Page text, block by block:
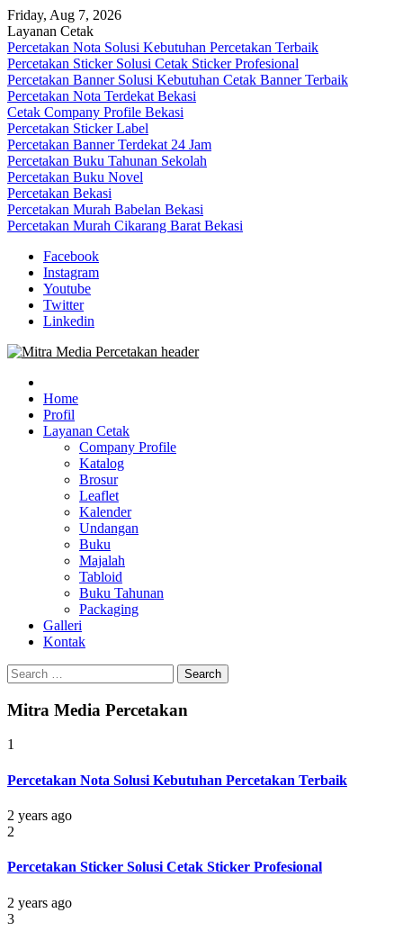
Skip
to
content
Friday, Aug 7, 2026
Layanan Cetak
Percetakan Nota Solusi Kebutuhan Percetakan Terbaik
Percetakan Sticker Solusi Cetak Sticker Profesional
Percetakan Banner Solusi Kebutuhan Cetak Banner Terbaik
Percetakan Nota Terdekat Bekasi
Cetak Company Profile Bekasi
Percetakan Sticker Label
Percetakan Banner Terdekat 24 Jam
Percetakan Buku Tahunan Sekolah
Percetakan Buku Novel
Percetakan Bekasi
Percetakan Murah Babelan Bekasi
Percetakan Murah Cikarang Barat Bekasi
Facebook
Instagram
Youtube
Twitter
Linkedin
Mitra Media Percetakan Bekasi
0813-1670-6191
0813-1670-6191 (Call/WA) Perusahaan Tempat Alamat Jasa Pusat
Percetakan Bekasi Barat Timur Utara Selatan Murah 24 Jam
Home
Profil
Layanan Cetak
Company Profile
Katalog
Brosur
Leaflet
Kalender
Undangan
Buku
Majalah
Tabloid
Buku Tahunan
Packaging
Galleri
Kontak
Search
for:
Mitra Media Percetakan
1
Percetakan Nota Solusi Kebutuhan Percetakan Terbaik
2 years ago
2
Percetakan Sticker Solusi Cetak Sticker Profesional
2 years ago
3